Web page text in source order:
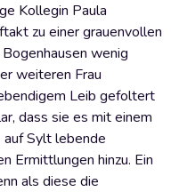
Kollegin Paula
zu einer grauenvollen
wenig
weiteren Frau
Leib gefoltert
dass sie es mit einem
auf Sylt lebende
Ermittlungen hinzu. Ein
als diese die